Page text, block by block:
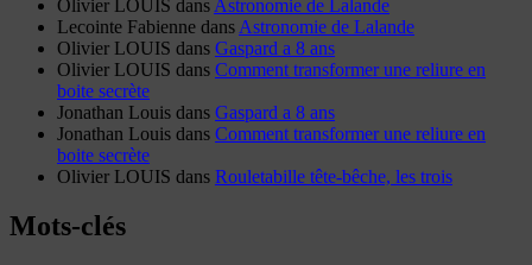
Olivier LOUIS dans Astronomie de Lalande
Lecointe Fabienne dans Astronomie de Lalande
Olivier LOUIS dans Gaspard a 8 ans
Olivier LOUIS dans Comment transformer une reliure en
boite secrète
Jonathan Louis dans Gaspard a 8 ans
Jonathan Louis dans Comment transformer une reliure en
boite secrète
Olivier LOUIS dans Rouletabille tête-bêche, les trois
Mots-clés